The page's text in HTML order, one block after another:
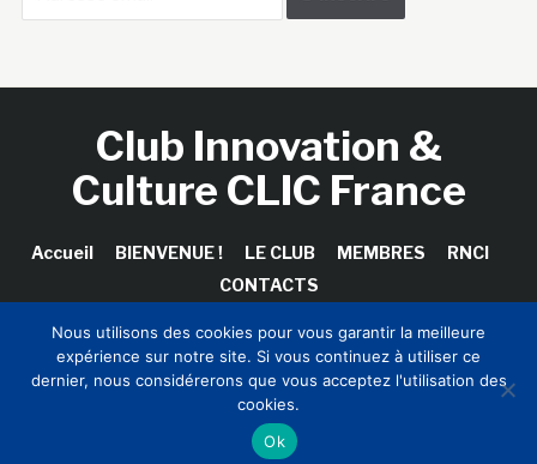
Club Innovation &
Culture CLIC France
Accueil BIENVENUE ! LE CLUB MEMBRES
RNCI
CONTACTS
Copyright © 2026 Club Innovation & Culture CLIC France /
Sinapses Conseils
Nous utilisons des cookies pour vous garantir la meilleure
expérience sur notre site. Si vous continuez à utiliser ce
dernier, nous considérerons que vous acceptez l'utilisation des
cookies.
Ok